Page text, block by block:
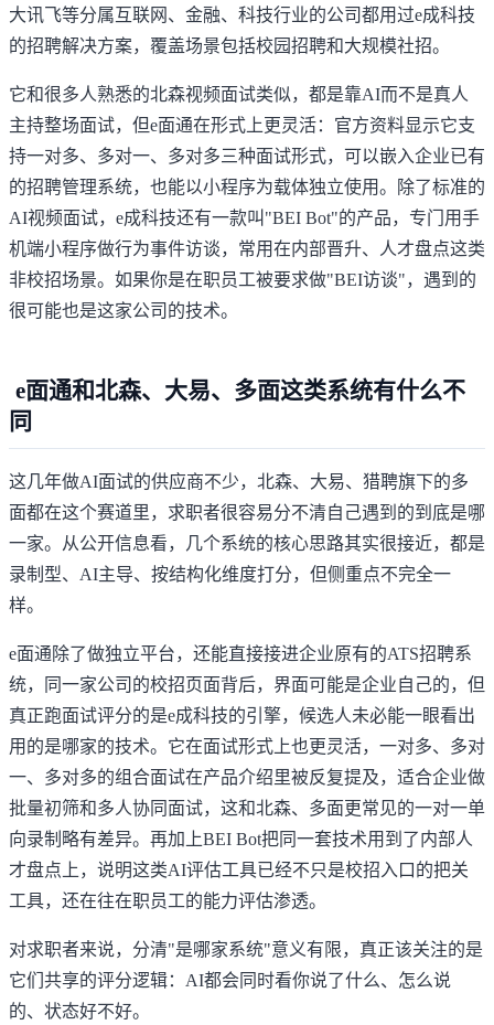
大讯飞等分属互联网、金融、科技行业的公司都用过e成科技
的招聘解决方案，覆盖场景包括校园招聘和大规模社招。
它和很多人熟悉的北森视频面试类似，都是靠AI而不是真人
主持整场面试，但e面通在形式上更灵活：官方资料显示它支
持一对多、多对一、多对多三种面试形式，可以嵌入企业已有
的招聘管理系统，也能以小程序为载体独立使用。除了标准的
AI视频面试，e成科技还有一款叫"BEI Bot"的产品，专门用手
机端小程序做行为事件访谈，常用在内部晋升、人才盘点这类
非校招场景。如果你是在职员工被要求做"BEI访谈"，遇到的
很可能也是这家公司的技术。
e面通和北森、大易、多面这类系统有什么不
同
这几年做AI面试的供应商不少， 北森、 大易、猎聘旗下的多
面都在这个赛道里，求职者很容易分不清自己遇到的到底是哪
一家。从公开信息看，几个系统的核心思路其实很接近，都是
录制型、AI主导、按结构化维度打分，但侧重点不完全一
样。
e面通除了做独立平台，还能直接接进企业原有的ATS招聘系
统，同一家公司的校招页面背后，界面可能是企业自己的，但
真正跑面试评分的是e成科技的引擎，候选人未必能一眼看出
用的是哪家的技术。它在面试形式上也更灵活，一对多、多对
一、多对多的组合面试在产品介绍里被反复提及，适合企业做
批量初筛和多人协同面试，这和北森、多面更常见的一对一单
向录制略有差异。再加上BEI Bot把同一套技术用到了内部人
才盘点上，说明这类AI评估工具已经不只是校招入口的把关
工具，还在往在职员工的能力评估渗透。
对求职者来说，分清"是哪家系统"意义有限，真正该关注的是
它们共享的评分逻辑：AI都会同时看你说了什么、怎么说
的、状态好不好。